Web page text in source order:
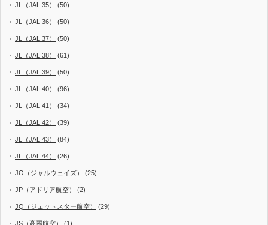
JL（JAL 35） (50)
JL（JAL 36） (50)
JL（JAL 37） (50)
JL（JAL 38） (61)
JL（JAL 39） (50)
JL（JAL 40） (96)
JL（JAL 41） (34)
JL（JAL 42） (39)
JL（JAL 43） (84)
JL（JAL 44） (26)
JO（ジャルウェイズ） (25)
JP（アドリア航空） (2)
JQ（ジェットスター航空） (29)
JS（高麗航空） (1)